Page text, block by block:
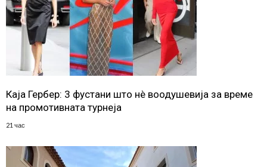
Каја Гербер: 3 фустани што нè воодушевија за време
на промотивната турнеја
21 час